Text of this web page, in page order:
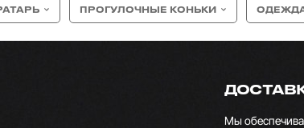
ПРОГУЛОЧНЫЕ КОНЬКИ
Мы